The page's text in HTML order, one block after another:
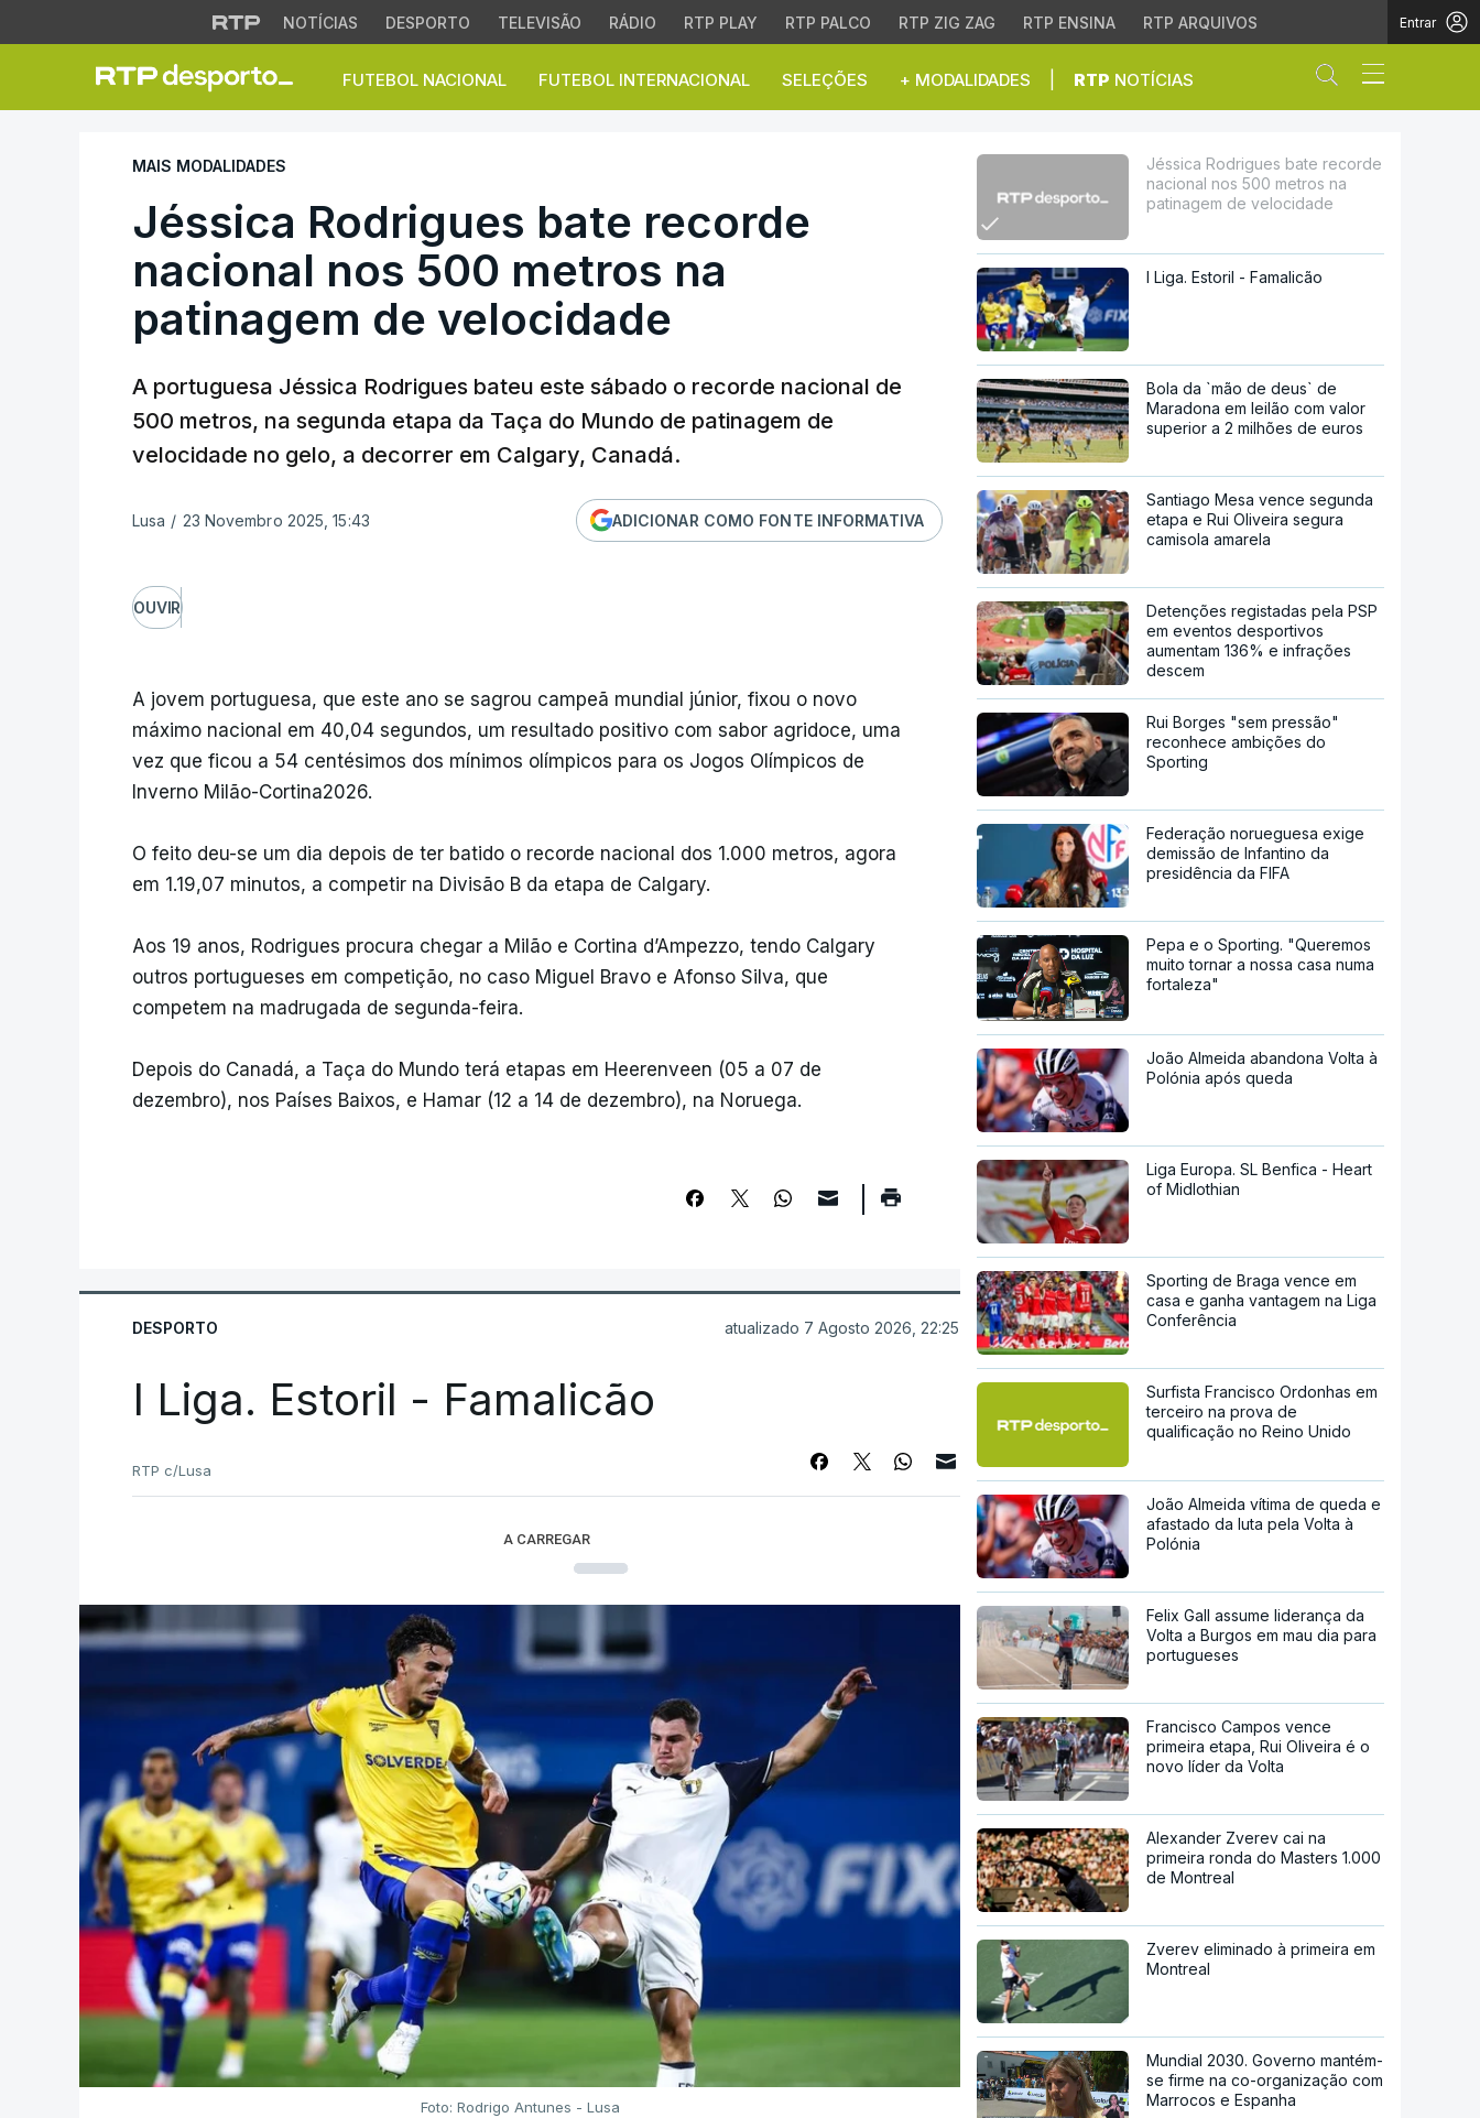
NOTÍCIAS DESPORTO TELEVISÃO RÁDIO RTP PLAY RTP PALCO RTP ZIG ZAG RTP ENSINA RTP ARQUIVOS Entrar
FUTEBOL NACIONAL FUTEBOL INTERNACIONAL SELEÇÕES + MODALIDADES RTP NOTÍCIAS Abrir campo
Jéssica Rodrigues bate recorde nacional nos 500 metros na
MAIS MODALIDADES
Jéssica Rodrigues bate recorde
nacional nos 500 metros na
patinagem de velocidade
A portuguesa Jéssica Rodrigues bateu este sábado o recorde nacional de
500 metros, na segunda etapa da Taça do Mundo de patinagem de
velocidade no gelo, a decorrer em Calgary, Canadá.
Lusa / 23 Novembro 2025, 15:43 ADICIONAR COMO FONTE INFORMATIVA
OUVIR
A jovem portuguesa, que este ano se sagrou campeã mundial júnior, fixou o novo
máximo nacional em 40,04 segundos, um resultado positivo com sabor agridoce, uma
vez que ficou a 54 centésimos dos mínimos olímpicos para os Jogos Olímpicos de
Inverno Milão-Cortina2026.
O feito deu-se um dia depois de ter batido o recorde nacional dos 1.000 metros, agora
em 1.19,07 minutos, a competir na Divisão B da etapa de Calgary.
Aos 19 anos, Rodrigues procura chegar a Milão e Cortina d’Ampezzo, tendo Calgary
outros portugueses em competição, no caso Miguel Bravo e Afonso Silva, que
competem na madrugada de segunda-feira.
Depois do Canadá, a Taça do Mundo terá etapas em Heerenveen (05 a 07 de
dezembro), nos Países Baixos, e Hamar (12 a 14 de dezembro), na Noruega.
DESPORTO atualizado 7 Agosto 2026, 22:25
I Liga. Estoril - Famalicão
RTP c/Lusa
A CARREGAR
Foto: Rodrigo Antunes - Lusa
Jéssica Rodrigues bate recorde
nacional nos 500 metros na
patinagem de velocidade
I Liga. Estoril - Famalicão
Bola da `mão de deus` de
Maradona em leilão com valor
superior a 2 milhões de euros
Santiago Mesa vence segunda
etapa e Rui Oliveira segura
camisola amarela
Detenções registadas pela PSP
em eventos desportivos
aumentam 136% e infrações
descem
Rui Borges "sem pressão"
reconhece ambições do
Sporting
Federação norueguesa exige
demissão de Infantino da
presidência da FIFA
Pepa e o Sporting. "Queremos
muito tornar a nossa casa numa
fortaleza"
João Almeida abandona Volta à
Polónia após queda
Liga Europa. SL Benfica - Heart
of Midlothian
Sporting de Braga vence em
casa e ganha vantagem na Liga
Conferência
Surfista Francisco Ordonhas em
terceiro na prova de
qualificação no Reino Unido
João Almeida vítima de queda e
afastado da luta pela Volta à
Polónia
Felix Gall assume liderança da
Volta a Burgos em mau dia para
portugueses
Francisco Campos vence
primeira etapa, Rui Oliveira é o
novo líder da Volta
Alexander Zverev cai na
primeira ronda do Masters 1.000
de Montreal
Zverev eliminado à primeira em
Montreal
Mundial 2030. Governo mantém-
se firme na co-organização com
Marrocos e Espanha